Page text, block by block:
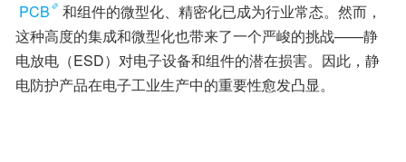
PCB
和组件的微型化、精密化已成为行业常态。然而，
这种高度的集成和微型化也带来了一个严峻的挑战——静
电放电（ESD）对电子设备和组件的潜在损害。因此，静
电防护产品在电子工业生产中的重要性愈发凸显。